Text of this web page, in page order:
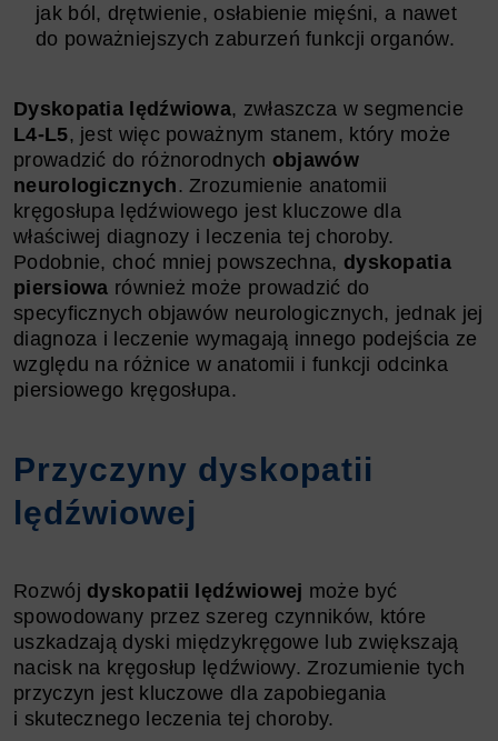
jak ból, drętwienie, osłabienie mięśni, a nawet
do poważniejszych zaburzeń funkcji organów.
Dyskopatia lędźwiowa, zwłaszcza w segmencie
L4-L5, jest więc poważnym stanem, który może
prowadzić do różnorodnych objawów
neurologicznych. Zrozumienie anatomii
kręgosłupa lędźwiowego jest kluczowe dla
właściwej diagnozy i leczenia tej choroby.
Podobnie, choć mniej powszechna, dyskopatia
piersiowa również może prowadzić do
specyficznych objawów neurologicznych, jednak jej
diagnoza i leczenie wymagają innego podejścia ze
względu na różnice w anatomii i funkcji odcinka
piersiowego kręgosłupa.
Przyczyny dyskopatii
lędźwiowej
Rozwój dyskopatii lędźwiowej może być
spowodowany przez szereg czynników, które
uszkadzają dyski międzykręgowe lub zwiększają
nacisk na kręgosłup lędźwiowy. Zrozumienie tych
przyczyn jest kluczowe dla zapobiegania
i skutecznego leczenia tej choroby.